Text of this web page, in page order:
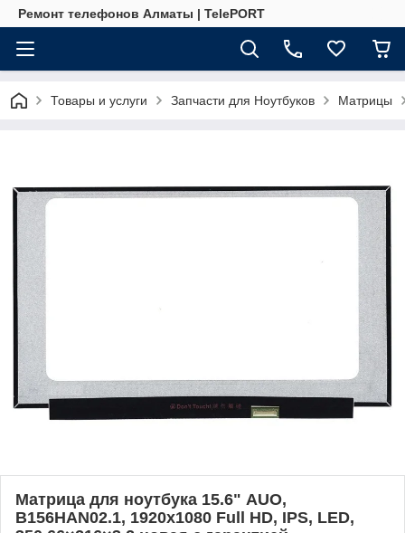
Ремонт телефонов Алматы | TelePORT
Товары и услуги Запчасти для Ноутбуков Матрицы
Матрица для ноутбука 15.6" AUO,
B156HAN02.1, 1920x1080 Full HD, IPS, LED,